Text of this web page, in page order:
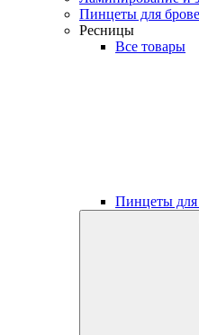
Пинцеты для
Ресницы
Все товары
Пинцеты для